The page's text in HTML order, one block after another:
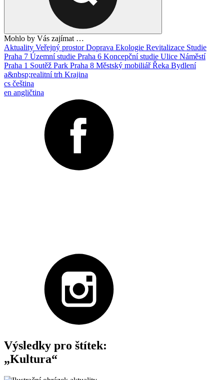
Mohlo by Vás zajímat …
Aktuality Veřejný prostorDoprava Ekologie Revitalizace Studie
Praha 7 Územní studie Praha 6 Koncepční studie Ulice Náměstí
Praha 1 Soutěž Park Praha 8 Městský mobiliářŘeka Bydlení
a&nbsp;realitní trh Krajina
cs čeština
en angličtina
Výsledky pro štítek:
„Kultura“